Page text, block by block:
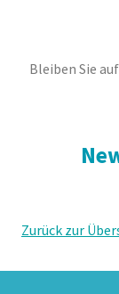
Bleiben Sie
Zurück zur